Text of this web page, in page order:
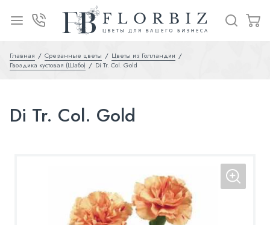
Главная Срезанные цветы
Цветы из Голландии
Гвоздика кустовая (Шабо)
Di Tr. Col. Gold
Di Tr. Col. Gold